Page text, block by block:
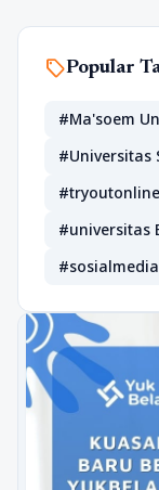
sellPopular
#Ma'soem
#Universitas
#tryoutonline
#universitas
#sosialmedia